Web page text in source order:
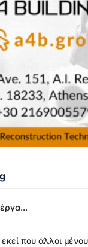
που άλλοι